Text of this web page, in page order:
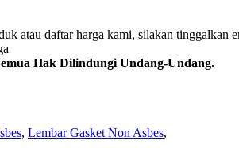
atau daftar harga kami, silakan
Hak Dilindungi Undang-Undang.
, Lembar Gasket Non Asbes,